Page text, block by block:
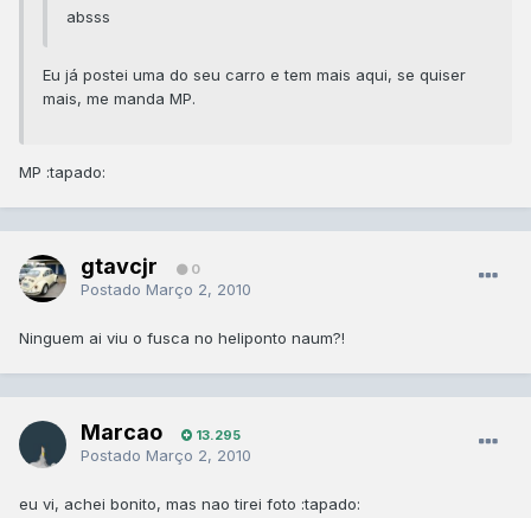
absss
Eu já postei uma do seu carro e tem mais aqui, se quiser
mais, me manda MP.
MP :tapado:
gtavcjr 0
Postado Março 2, 2010
Ninguem ai viu o fusca no heliponto naum?!
Marcao 13.295
Postado Março 2, 2010
eu vi, achei bonito, mas nao tirei foto :tapado: